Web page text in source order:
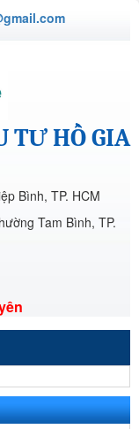
TƯ HỒ GIA
Bình, TP. HCM
Tam Bình, TP.